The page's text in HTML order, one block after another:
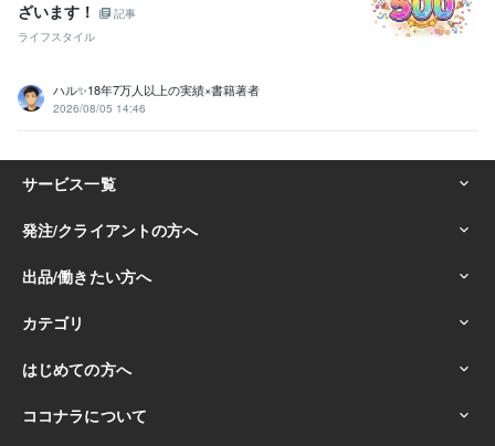
ざいます！
記事
ライフスタイル
ハル✨18年7万人以上の実績×書籍著者
2026/08/05 14:46